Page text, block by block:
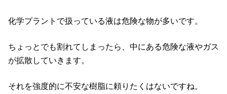
化学プラントで扱っている液は危険な物が多いです。
ちょっとでも割れてしまったら、中にある危険な液やガス
が拡散していきます。
それを強度的に不安な樹脂に頼りたくはないですね。